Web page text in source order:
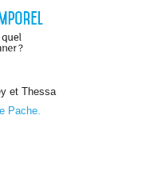
et Thessa
Pache.